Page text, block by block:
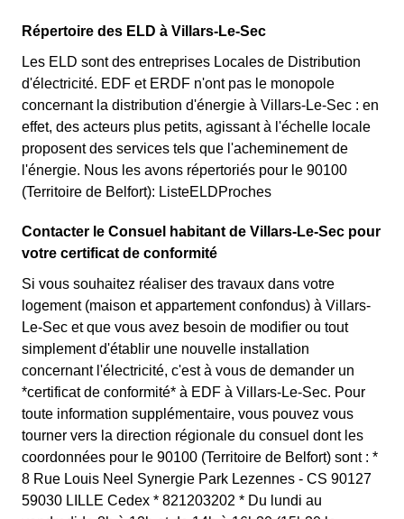
Répertoire des ELD à Villars-Le-Sec
Les ELD sont des entreprises Locales de Distribution
d'électricité. EDF et ERDF n'ont pas le monopole
concernant la distribution d'énergie à Villars-Le-Sec : en
effet, des acteurs plus petits, agissant à l'échelle locale
proposent des services tels que l'acheminement de
l'énergie. Nous les avons répertoriés pour le 90100
(Territoire de Belfort): ListeELDProches
Contacter le Consuel habitant de Villars-Le-Sec pour
votre certificat de conformité
Si vous souhaitez réaliser des travaux dans votre
logement (maison et appartement confondus) à Villars-
Le-Sec et que vous avez besoin de modifier ou tout
simplement d'établir une nouvelle installation
concernant l'électricité, c'est à vous de demander un
*certificat de conformité* à EDF à Villars-Le-Sec. Pour
toute information supplémentaire, vous pouvez vous
tourner vers la direction régionale du consuel dont les
coordonnées pour le 90100 (Territoire de Belfort) sont : *
8 Rue Louis Neel Synergie Park Lezennes - CS 90127
59030 LILLE Cedex * 821203202 * Du lundi au